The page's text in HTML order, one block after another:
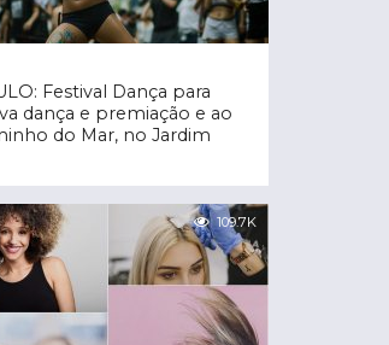
Festival Dança para
dança e premiação e ao
do Mar, no Jardim
109.7K